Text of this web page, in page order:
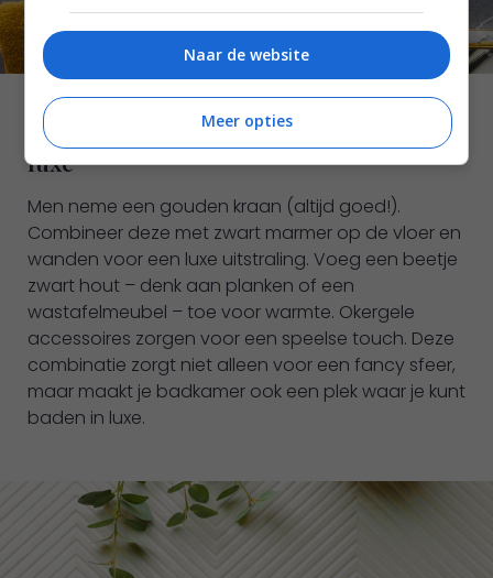
Badkamertegels combinatie 1: Baden in
luxe
Men neme een gouden kraan (altijd goed!).
Combineer deze met zwart marmer op de vloer en
wanden voor een luxe uitstraling. Voeg een beetje
zwart hout – denk aan planken of een
wastafelmeubel – toe voor warmte. Okergele
accessoires zorgen voor een speelse touch. Deze
combinatie zorgt niet alleen voor een fancy sfeer,
maar maakt je badkamer ook een plek waar je kunt
baden in luxe.
Naar de website
Meer opties